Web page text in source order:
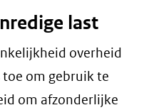
last
overheid
om gebruik te
om afzonderlijke